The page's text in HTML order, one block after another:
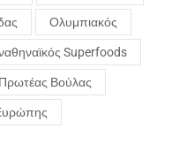
Ολυμπιακός
Superfoods
Πρωτέας Βούλας